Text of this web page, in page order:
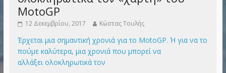
MotoGP
12 Δεκεμβρίου, 2017 Κώστας Τουλής
Έρχεται μια σημαντική χρονιά για το MotoGP. Ή για να το
πούμε καλύτερα, μια χρονιά που μπορεί να
αλλάξει ολοκληρωτικά τον